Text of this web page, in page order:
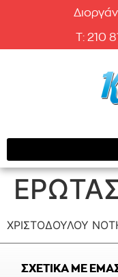
T: 210
ΧΡΙΣΤΟΔΟΥΛΟΥ
ΣΧΕΤΙΚΑ ΜΕ